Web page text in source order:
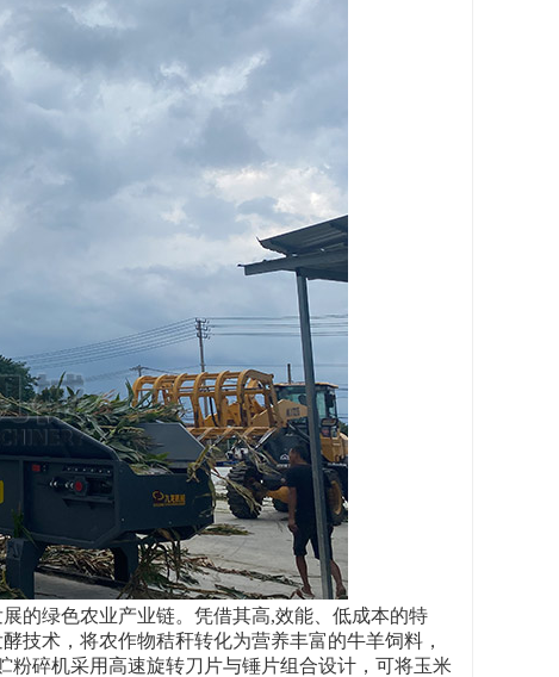
的绿色农业产业链。凭借其高,效能、低成本的特
技术，将农作物秸秆转化为营养丰富的牛羊饲料，
碎机采用高速旋转刀片与锤片组合设计，可将玉米